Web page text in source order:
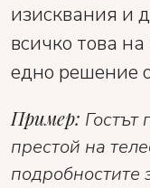
изисквания и
всичко това
едно решение
Пример:
престой на
подробностите